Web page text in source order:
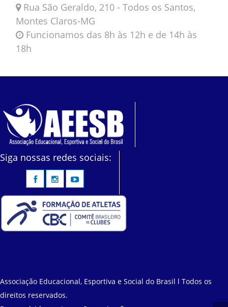
Rua São Geraldo, 210 - Todos os Santos,
Montes Claros-MG
Funcionamos das 8h às 12h e de 14h às
18h
Siga nossas redes sociais:
Associação Educacional, Esportiva e Social do Brasil l Todos os
direitos reservados.